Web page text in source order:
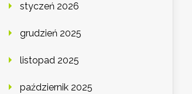
styczeń 2026
grudzień 2025
listopad 2025
październik 2025